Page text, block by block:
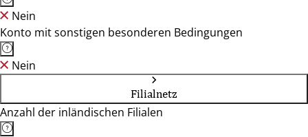
Nein
Konto mit sonstigen besonderen Bedingungen
Nein
Filialnetz
Anzahl der inländischen Filialen